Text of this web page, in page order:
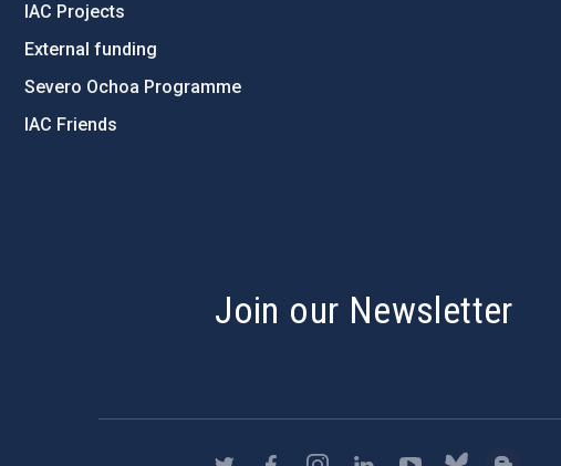
IAC Projects
External funding
Severo Ochoa Programme
IAC Friends
Join our Newsletter